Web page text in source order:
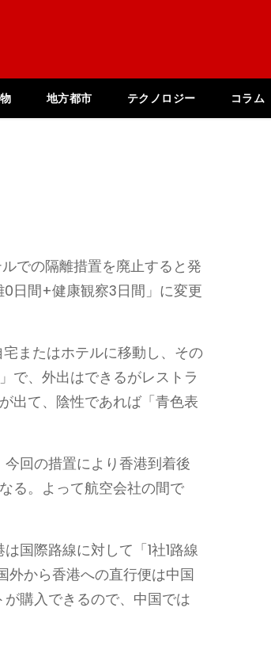
地方都市 テクノロジー コラム
での隔離措置を廃止すると発
日間+健康観察3日間」に変更
またはホテルに移動し、その
で、外出はできるがレストラ
出て、陰性であれば「青色表
回の措置により香港到着後
る。よって航空会社の間で
国際路線に対して「1社1路線
外から香港への直行便は中国
購入できるので、中国では